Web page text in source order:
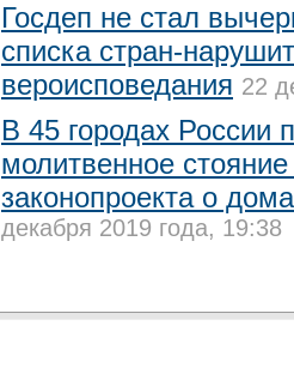
Госдеп не стал
списка стран-
вероисповедания 22
В 45 городах России
молитвенное
законопроекта о
декабря 2019 года, 19:38